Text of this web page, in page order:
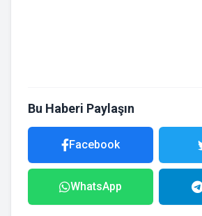
Bu Haberi Paylaşın
Facebook
WhatsApp